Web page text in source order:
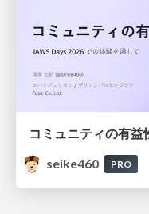
seike460
PRO